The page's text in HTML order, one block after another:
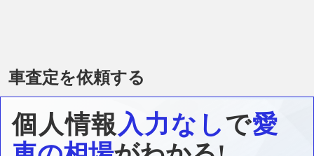
車査定を依頼する
個人情報入力なしで愛